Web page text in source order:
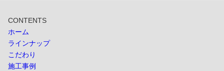
CONTENTS
ホーム
ラインナップ
こだわり
施工事例